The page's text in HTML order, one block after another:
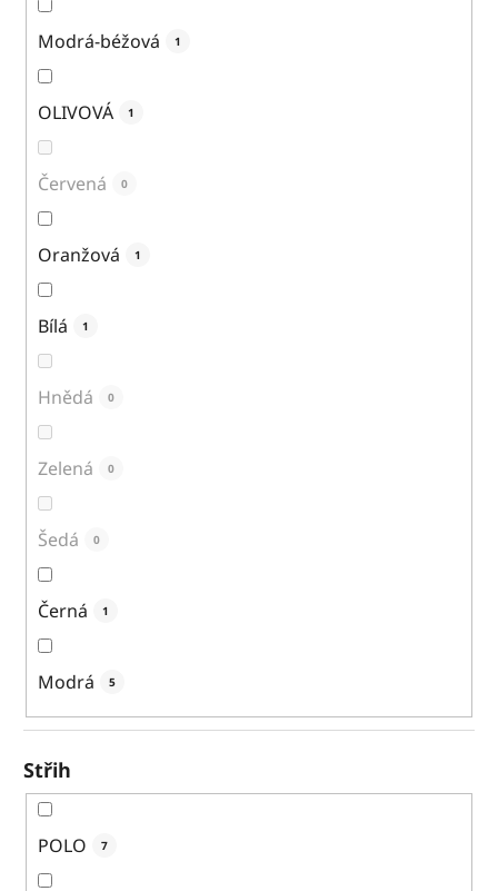
Modrá-béžová 1
OLIVOVÁ 1
Červená 0
Oranžová 1
Bílá 1
Hnědá 0
Zelená 0
Šedá 0
Černá 1
Modrá 5
Střih
POLO 7